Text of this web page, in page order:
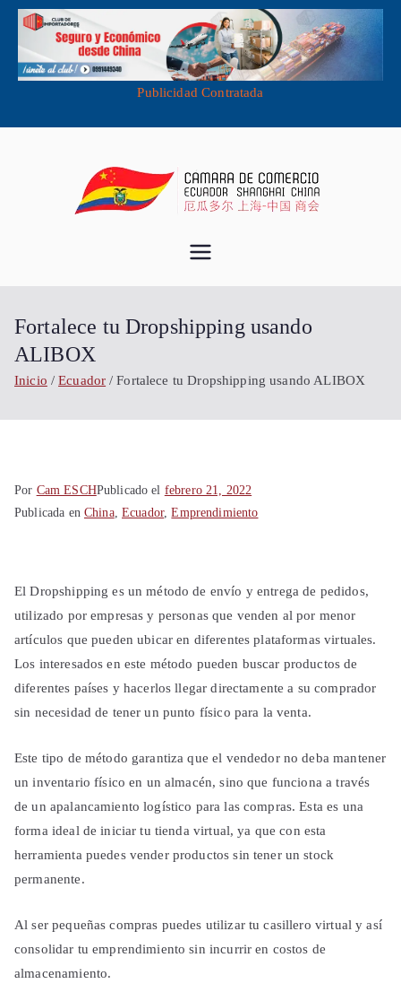
Publicidad Contratada
Comercio
Importa desde China - Compra en
Fortalece tu Dropshipping usando
ALIBOX
Inicio Ecuador Fortalece tu Dropshipping usando ALIBOX
Por Cam ESCHPublicado el febrero 21, 2022
Publicada en China,Ecuador,Emprendimiento
El Dropshipping es un método de envío y entrega de pedidos,
utilizado por empresas y personas que venden al por menor
artículos que pueden ubicar en diferentes plataformas virtuales.
Los interesados en este método pueden buscar productos de
diferentes países y hacerlos llegar directamente a su comprador
sin necesidad de tener un punto físico para la venta.
Este tipo de método garantiza que el vendedor no deba mantener
un inventario físico en un almacén, sino que funciona a través
de un apalancamiento logístico para las compras. Esta es una
forma ideal de iniciar tu tienda virtual, ya que con esta
herramienta puedes vender productos sin tener un stock
permanente.
Al ser pequeñas compras puedes utilizar tu casillero virtual y así
consolidar tu emprendimiento sin incurrir en costos de
almacenamiento.